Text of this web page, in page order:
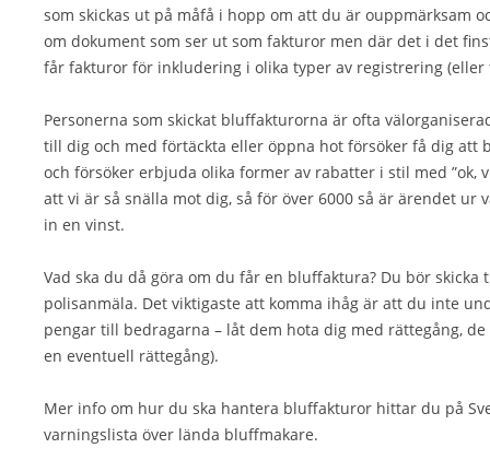
som skickas ut på måfå i hopp om att du är ouppmärksam
om dokument som ser ut som fakturor men där det i det
får fakturor för inkludering i olika typer av registrering
Personerna som skickat bluffakturorna är ofta
till dig och med förtäckta eller öppna hot försöker få dig att
och försöker erbjuda olika former av rabatter i stil med
att vi är så snälla mot dig, så för över 6000 så är ärendet
in en vinst.
Vad ska du då göra om du får en bluffaktura? Du bör
polisanmäla. Det viktigaste att komma ihåg är att du inte
pengar till bedragarna – låt dem hota dig med rättegång,
en eventuell rättegång).
Mer info om hur du ska hantera bluffakturor hittar du på
varningslista över lända bluffmakare.